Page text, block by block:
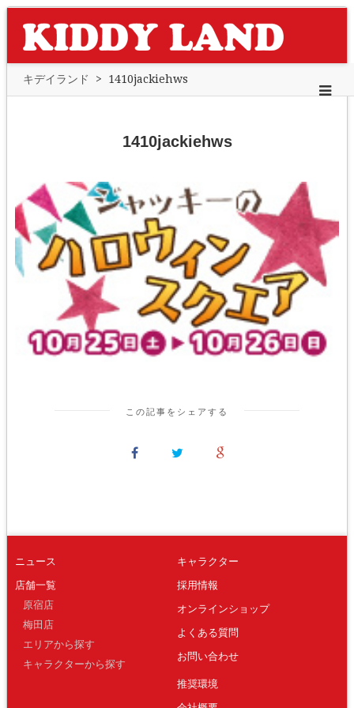
キデイランド > 1410jackiehws
1410jackiehws
この記事をシェアする
ニュース
店舗一覧
原宿店
梅田店
エリアから探す
キャラクターから探す
キャラクター
採用情報
オンラインショップ
よくある質問
お問い合わせ
推奨環境